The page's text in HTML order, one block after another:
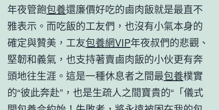
年夜管飽包養還廉價好吃的鹵肉飯就是最直不
雅表示。而吃飯的工友們，也沒有小氣本身的
確定與贊美，工友包養網VIP年夜叔們的悲觀、
堅韌和義氣，也支持著賣鹵肉飯的小伙更有奔
頭地往生涯。這是一種休息者之間最包養樸實
的“彼此奔赴”，也是生疏人之間寶貴的“「儀式